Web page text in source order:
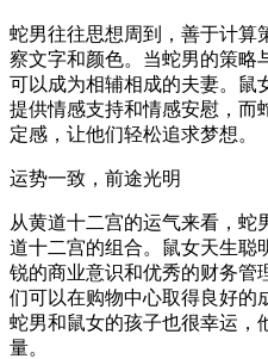
蛇男往往思想周到，善于计算
察文字和颜色。当蛇男的策略
可以成为相辅相成的夫妻。鼠
提供情感支持和情感安慰，而
定感，让他们轻松追求梦想。
运势一致，前途光明
从黄道十二宫的运气来看，蛇
道十二宫的组合。鼠女天生聪
锐的商业意识和优秀的财务管
们可以在购物中心取得良好的
蛇男和鼠女的孩子也很幸运，
量。